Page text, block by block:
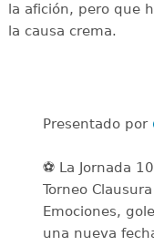
la afición, pero que
la causa crema.
Presentado por
⚽ La Jornada
Torneo
Emociones,
una nueva